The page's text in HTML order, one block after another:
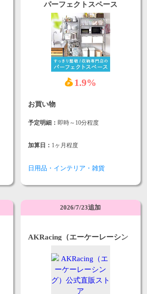
パーフェクトスペース
1.9%
お買い物
予定明細： 即時～10分程度
加算日： 1ヶ月程度
日用品・インテリア・雑貨
2026/7/23追加
AKRacing（エーケーレーシン